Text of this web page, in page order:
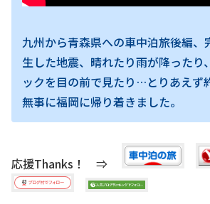
九州から青森県への車中泊旅後編、
生した地震、晴れたり雨が降ったり
ックを目の前で見たり…とりあえず
無事に福岡に帰り着きました。
応援Thanks！ ⇒